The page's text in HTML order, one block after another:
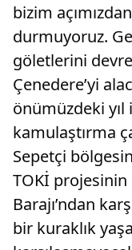
bizim
durmuyoruz.
göletlerini
Çenedere’yi
önümüzdeki yıl
kamulaştırma
Sepetçi
TOKİ
Barajı’ndan
bir kuraklık